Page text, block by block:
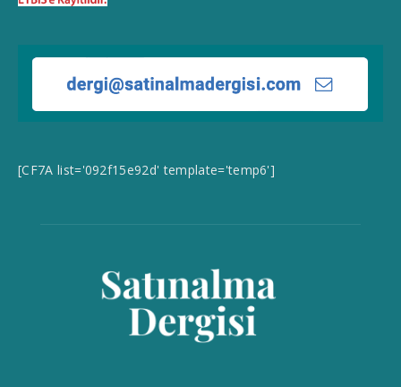
[CF7A list='092f15e92d' template='temp6']